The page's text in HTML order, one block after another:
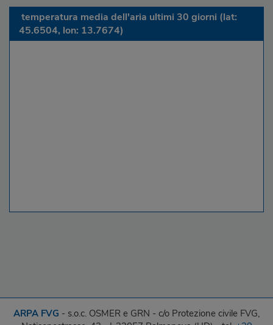
temperatura media dell'aria ultimi 30 giorni (lat:
45.6504, lon: 13.7674)
ARPA FVG - s.o.c. OSMER e GRN - c/o Protezione civile FVG,